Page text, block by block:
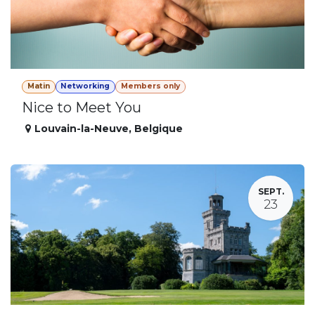
Matin Networking Members only
Nice to Meet You
Louvain-la-Neuve, Belgique
SEPT.
23